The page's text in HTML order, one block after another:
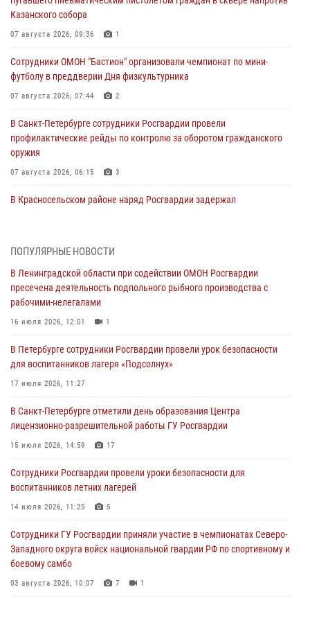
Казанского собора
07 августа 2026, 09:36 1
Сотрудники ОМОН "Бастион" организовали чемпионат по мини-
футболу в преддверии Дня физкультурника
07 августа 2026, 07:44 2
В Санкт-Петербурге сотрудники Росгвардии провели
профилактические рейды по контролю за оборотом гражданского
оружия
07 августа 2026, 06:15 3
В Красносельском районе наряд Росгвардии задержал
06 августа 2026, 13:39 1
В Центральном районе росгвардейцы оперативно задержали
хулигана, стрелявшего из пускового устройства рядом с жилыми
домами
06 августа 2026, 11:36
Сотрудники и военнослужащие Росгвардии обеспечили
правопорядок при проведении матча "Зенит" - "Балтика"
06 августа 2026, 07:30
В Выборгском районе наряд Росгвардии обнаружил
разыскиваемый преступный автотранспорт
05 августа 2026, 12:25 2
Петербургские росгвардейцы обнаружили объявленный в розыск
автомобиль, ранее использовавшийся при совершении кражи в
Ленобласти
ПОПУЛЯРНЫЕ НОВОСТИ
В Ленинградской области при содействии ОМОН Росгвардии
пресечена деятельность подпольного рыбного производства с
рабочими-нелегалами
16 июля 2026, 12:01 1
В Петербурге сотрудники Росгвардии провели урок безопасности
для воспитанников лагеря «Подсолнух»
17 июля 2026, 11:27
В Санкт-Петербурге отметили день образования Центра
лицензионно-разрешительной работы ГУ Росгвардии
15 июля 2026, 14:59 17
Сотрудники Росгвардии провели уроки безопасности для
воспитанников летних лагерей
14 июля 2026, 11:25 5
Сотрудники ГУ Росгвардии приняли участие в чемпионатах Северо-
Западного округа войск национальной гвардии РФ по спортивному и
боевому самбо
03 августа 2026, 10:07 7 1